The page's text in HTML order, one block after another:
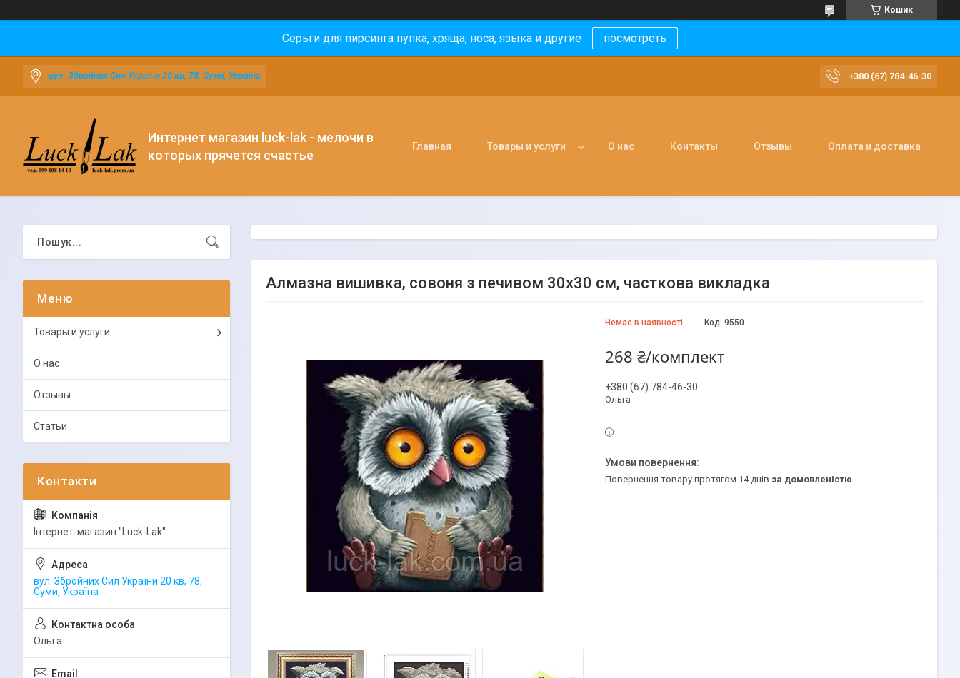
Кошик
Серьги для пирсинга пупка, хряща, носа, языка и другие посмотреть
вул. Збройних Сил України 20 кв, 78, Суми, Україна +380 (67) 784-46-30
Интернет магазин luck-lak - мелочи в
которых прячется счастье
Главная Товары и услуги О нас Контакты Отзывы Оплата и доставка
Алмазна вишивка, совоня з печивом 30х30 см, часткова викладка
Немає в наявності Код: 9550
268 ₴/комплект
+380 (67) 784-46-30
Ольга
повернення товару протягом 14 днів за домовленістю
Товары и услуги
О нас
Отзывы
Статьи
Інтернет-магазин "Luck-Lak"
вул. Збройних Сил України 20 кв, 78,
Суми, Україна
Ольга